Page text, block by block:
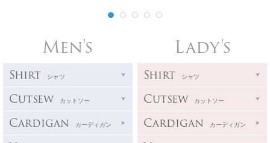
Men's
Shirt シャツ
Cutsew カットソー
Cardigan カーディガン
Lady's
Shirt シャツ
Cutsew カットソー
Cardigan カーディガン